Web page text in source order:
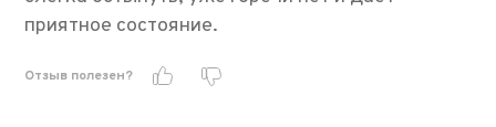
приятное состояние.
Отзыв полезен?